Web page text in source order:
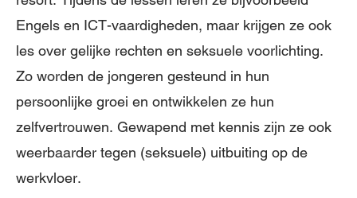
Engels en ICT-vaardigheden, maar krijgen ze ook
les over gelijke rechten en seksuele voorlichting.
Zo worden de jongeren gesteund in hun
persoonlijke groei en ontwikkelen ze hun
zelfvertrouwen. Gewapend met kennis zijn ze ook
weerbaarder tegen (seksuele) uitbuiting op de
werkvloer.